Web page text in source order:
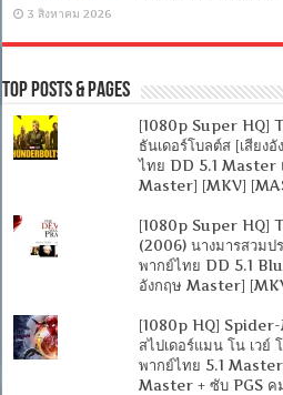
3 สิงหาคม 2026
Top Posts & Pages
[1080p Super HQ]
ธันเดอร์โบลต์ส [เสีย
ไทย DD 5.1 Master
Master] [MKV]
[1080p Super HQ]
(2006) นางมารสวมป
พากย์ไทย DD 5.1
อังกฤษ Master]
[1080p HQ]
สไปเดอร์แมน โน เวย์
พากย์ไทย 5.1
Master + ซับ PGS ค